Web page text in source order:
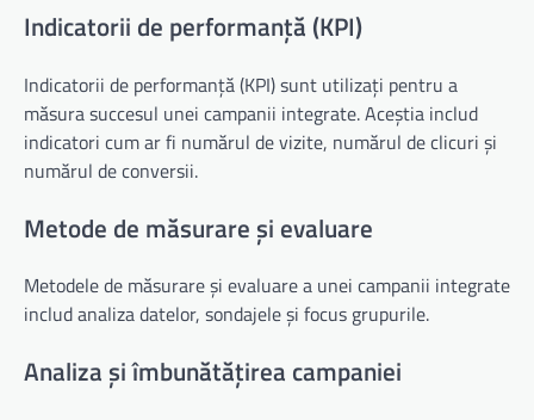
Indicatorii de performanță (KPI)
Indicatorii de performanță (KPI) sunt utilizați pentru a
măsura succesul unei campanii integrate. Aceștia includ
indicatori cum ar fi numărul de vizite, numărul de clicuri și
numărul de conversii.
Metode de măsurare și evaluare
Metodele de măsurare și evaluare a unei campanii integrate
includ analiza datelor, sondajele și focus grupurile.
Analiza și îmbunătățirea campaniei